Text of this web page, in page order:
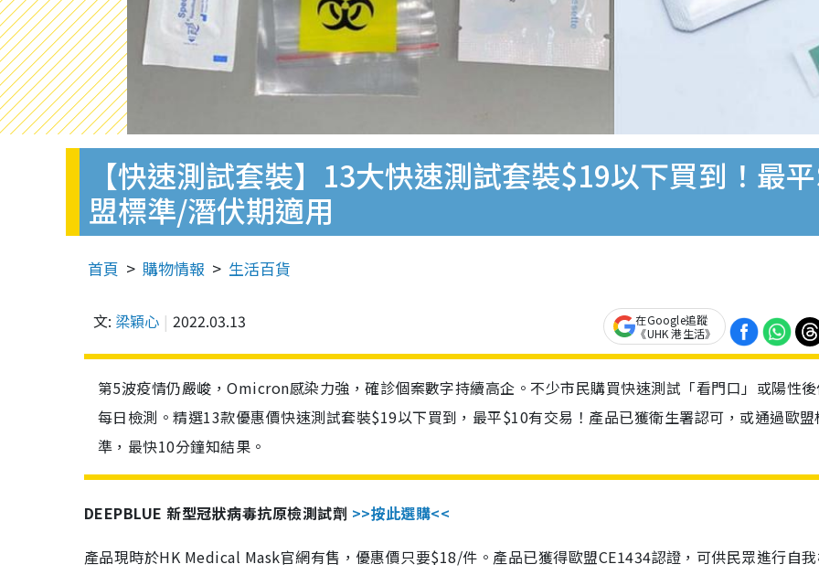
【快速測試套裝】13大快速測試套裝$19以下買到！最
盟標準/潛伏期適用
首頁 購物情報 生活百貨
文: 梁穎心 2022.03.13
在Google追蹤
《UHK 港生活》
第5波疫情仍嚴峻，Omicron感染力強，確診個案數字持續高企。不少市民購買快速測試「看門口」或陽性
每日檢測。精選13款優惠價快速測試套裝$19以下買到，最平$10有交易！產品已獲衛生署認可，或通過歐盟
準，最快10分鐘知結果。
DEEPBLUE 新型冠狀病毒抗原檢測試劑 >>按此選購<<
產品現時於HK Medical Mask官網有售，優惠價只要$18/件。產品已獲得歐盟CE1434認證，可供民眾進行自